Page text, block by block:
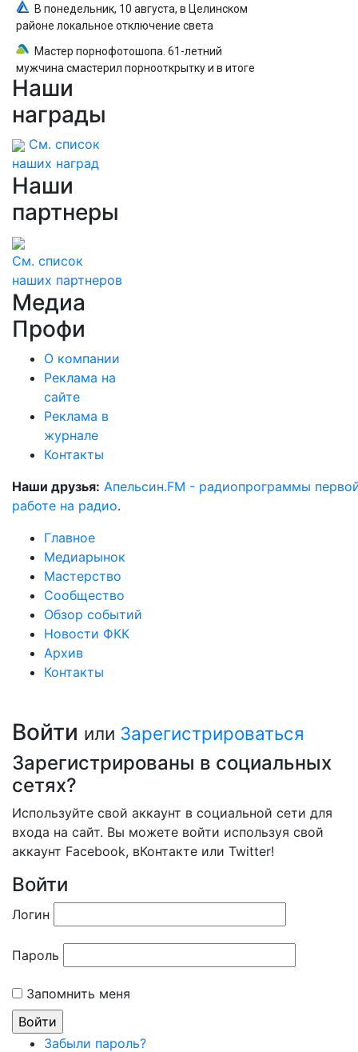
В понедельник, 10 августа, в Целинском
районе локальное отключение света
Мастер порнофотошопа. 61-летний
мужчина смастерил порнооткрытку и в итоге
пойдёт под суд
Наши
награды
См. список
наших наград
Наши
партнеры
См. список
наших партнеров
Медиа
Профи
О компании
Реклама на
сайте
Реклама в
журнале
Контакты
Наши друзья: Апельсин.FM - радиопрограммы
работе на радио.
Главное
Медиарынок
Мастерство
Сообщество
Обзор событий
Новости ФКК
Архив
Контакты
Войти или Зарегистрироваться
Зарегистрированы в социальных
сетях?
Используйте свой аккаунт в социальной сети для
входа на сайт. Вы можете войти используя свой
аккаунт Facebook, вКонтакте или Twitter!
Войти
Логин
Пароль
Запомнить меня
Забыли пароль?